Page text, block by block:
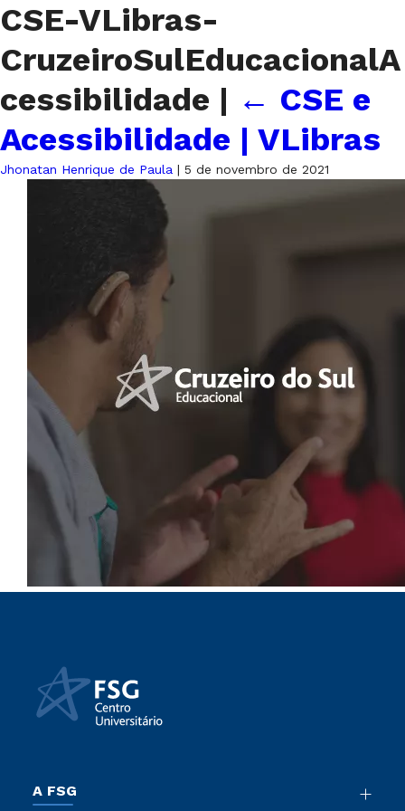
CSE-VLibras-
CruzeiroSulEducacionalA
cessibilidade | ← CSE e
Acessibilidade | VLibras
Jhonatan Henrique de Paula | 5 de novembro de 2021
A FSG